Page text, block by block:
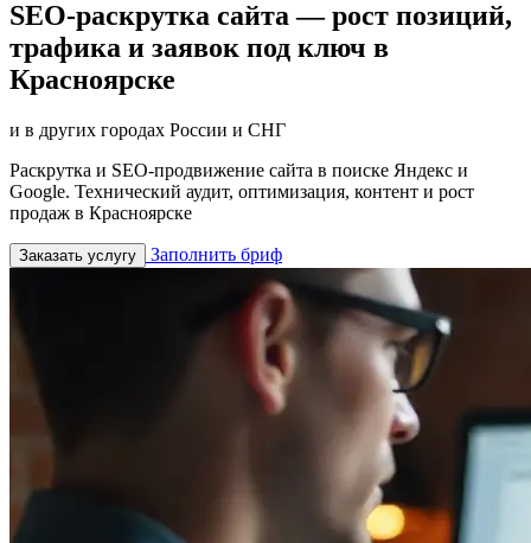
SEO-раскрутка сайта — рост позиций,
трафика и заявок под ключ в
Красноярске
и в других городах России и СНГ
Раскрутка и SEO-продвижение сайта в поиске Яндекс и
Google. Технический аудит, оптимизация, контент и рост
продаж в Красноярске
Заказать услугу Заполнить бриф